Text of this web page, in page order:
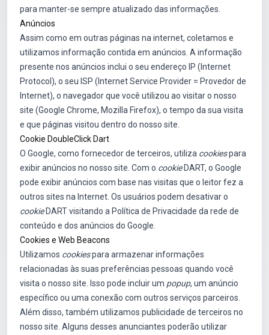
para manter-se sempre atualizado das informações.
Anúncios
Assim como em outras páginas na internet, coletamos e
utilizamos informação contida em anúncios. A informação
presente nos anúncios inclui o seu endereço IP (Internet
Protocol), o seu ISP (Internet Service Provider = Provedor de
Internet), o navegador que você utilizou ao visitar o nosso
site (Google Chrome, Mozilla Firefox), o tempo da sua visita
e que páginas visitou dentro do nosso site.
Cookie DoubleClick Dart
O Google, como fornecedor de terceiros, utiliza cookiespara
exibir anúncios no nosso site. Com o cookieDART, o Google
pode exibir anúncios com base nas visitas que o leitor fez a
outros sites na Internet. Os usuários podem desativar o
cookieDART visitando a Política de Privacidade da rede de
conteúdo e dos anúncios do Google.
Cookies e Web Beacons
Utilizamos cookiespara armazenar informações
relacionadas às suas preferências pessoas quando você
visita o nosso site. Isso pode incluir um popup, um anúncio
específico ou uma conexão com outros serviços parceiros.
Além disso, também utilizamos publicidade de terceiros no
nosso site. Alguns desses anunciantes poderão utilizar